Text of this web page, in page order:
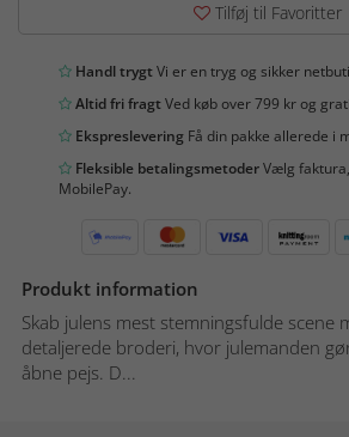
Tilføj til Favoritter
Handl trygtVi er en tryg og sikker
Altid fri fragtVed køb over 799 kr og
Ekspreslevering Få din pakke allerede i
Fleksible betalingsmetoderVælg
MobilePay.
Produkt information
Skab julens mest stemningsfulde scene
detaljerede broderi, hvor julemanden
åbne pejs. D...